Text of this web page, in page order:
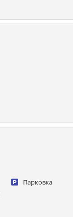
Парковка